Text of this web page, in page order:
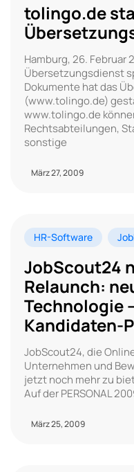
tolingo.de
Hamburg, 26. Februar
Übersetzungsdienst
Dokumente hat das
(www.tolingo.de)
www.tolingo.de
Rechtsabteilungen,
sonstige
März 27, 2009
HR-Software
JobScout24
Relaunch:
Technologie
Kandidaten-
JobScout24, die
Unternehmen und
jetzt noch mehr zu
Auf der PERSONAL
März 25, 2009